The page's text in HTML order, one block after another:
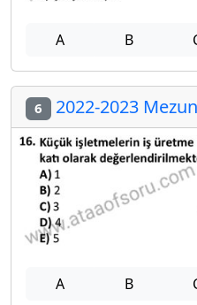
A B
6 2022-2023
A B